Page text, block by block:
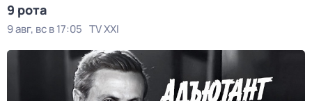
9 рота
9 авг, вс в 17:05 TV XXI